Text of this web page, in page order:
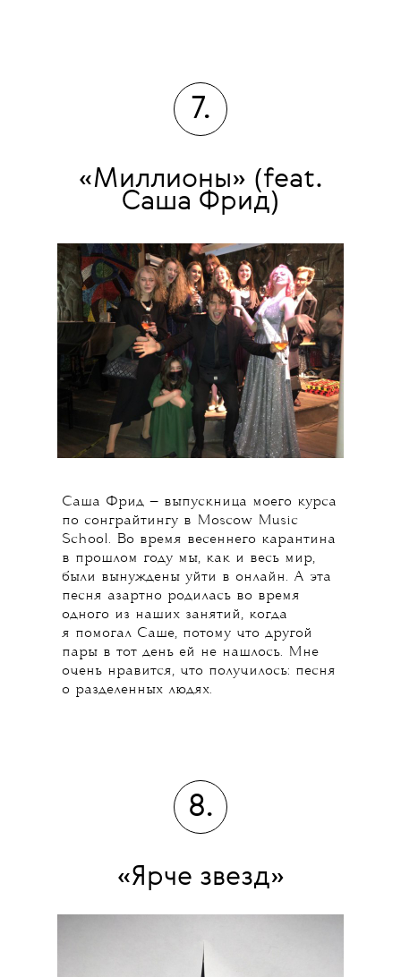
7.
«Миллионы» (feat.
Саша Фрид)
Саша Фрид — выпускница моего курса
по сонграйтингу в Moscow Music
School. Во время весеннего карантина
в прошлом году мы, как и весь мир,
были вынуждены уйти в онлайн. А эта
песня азартно родилась во время
одного из наших занятий, когда
я помогал Саше, потому что другой
пары в тот день ей не нашлось. Мне
очень нравится, что получилось: песня
о разделенных людях.
8.
«Ярче звезд»